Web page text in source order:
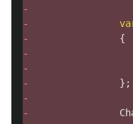
-
-
-
{
-
-
-
};
-
-